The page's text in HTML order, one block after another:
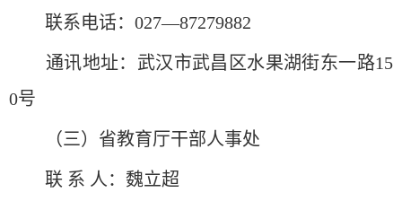
联系电话：027—87279882
通讯地址：武汉市武昌区水果湖街东一路15
0号
（三）省教育厅干部人事处
联 系 人：魏立超